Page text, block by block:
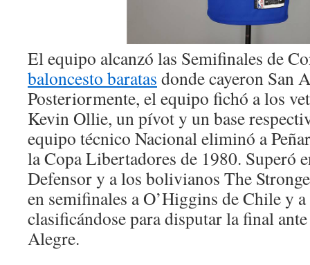
El equipo alcanzó las Semifinales de
baloncesto baratas donde cayeron San
Posteriormente, el equipo fichó a los
Kevin Ollie, un pívot y un base
equipo técnico Nacional eliminó a
la Copa Libertadores de 1980. Superó
Defensor y a los bolivianos The
en semifinales a O’Higgins de Chile y
clasificándose para disputar la final
Alegre.